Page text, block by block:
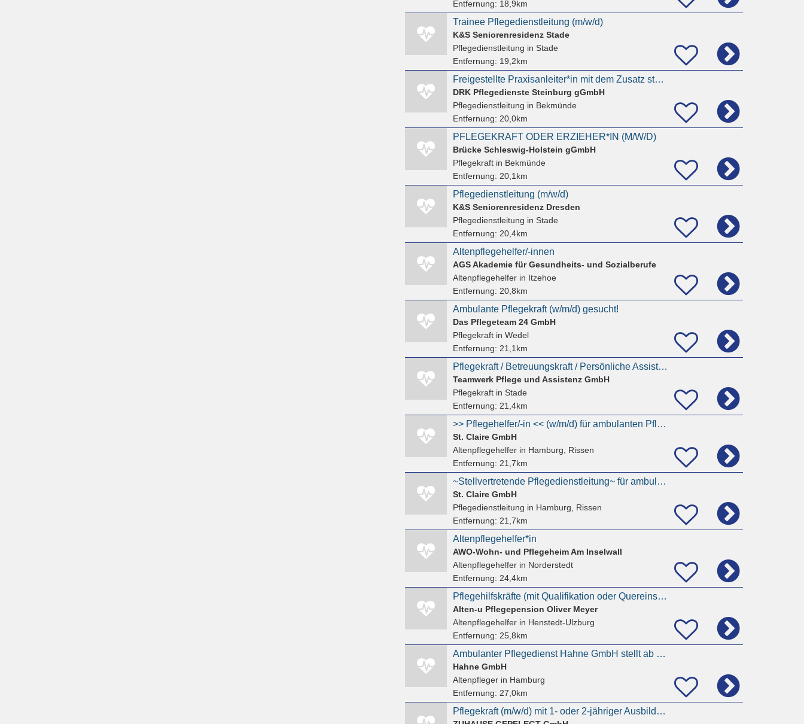
Entfernung: 18,9km
Trainee Pflegedienstleitung (m/w/d)
K&S Seniorenresidenz Stade
Pflegedienstleitung in Stade
Entfernung: 19,2km
Freigestellte Praxisanleiter*in mit dem Zusatz stellvertretende Pflegedienstleitung (m/w/d)
DRK Pflegedienste Steinburg gGmbH
Pflegedienstleitung in Bekmünde
Entfernung: 20,0km
PFLEGEKRAFT ODER ERZIEHER*IN (M/W/D)
Brücke Schleswig-Holstein gGmbH
Pflegekraftin Bekmünde
Entfernung: 20,1km
Pflegedienstleitung (m/w/d)
K&S Seniorenresidenz Dresden
Pflegedienstleitung in Stade
Entfernung: 20,4km
Altenpflegehelfer/-innen
AGS Akademie für Gesundheits- und Sozialberufe
Altenpflegehelferin Itzehoe
Entfernung: 20,8km
Ambulante Pflegekraft (w/m/d) gesucht!
Das Pflegeteam 24 GmbH
Pflegekraftin Wedel
Entfernung: 21,1km
Pflegekraft / Betreuungskraft / Persönliche Assistenz (m/w/d) gesucht
Teamwerk Pflege und Assistenz GmbH
Pflegekraftin Stade
Entfernung: 21,4km
>> Pflegehelfer/-in << (w/m/d) für ambulanten Pflegedienst in Hamburg-Rissen
St. Claire GmbH
Altenpflegehelferin Hamburg, Rissen
Entfernung: 21,7km
~Stellvertretende Pflegedienstleitung~ für ambulanten Pflegedienst in Hamburg-Rissen gesucht
St. Claire GmbH
Pflegedienstleitung in Hamburg, Rissen
Entfernung: 21,7km
Altenpflegehelfer*in
AWO-Wohn- und Pflegeheim Am Inselwall
Altenpflegehelferin Norderstedt
Entfernung: 24,4km
Pflegehilfskräfte (mit Qualifikation oder Quereinstieg mit Pflegeerfahrung)
Alten-u Pflegepension Oliver Meyer
Altenpflegehelferin Henstedt-Ulzburg
Entfernung: 25,8km
Ambulanter Pflegedienst Hahne GmbH stellt ab sofort ein das Alter spielt keine Rolle
Hahne GmbH
Altenpflegerin Hamburg
Entfernung: 27,0km
Pflegekraft (m/w/d) mit 1- oder 2-jähriger Ausbildung - ambulant